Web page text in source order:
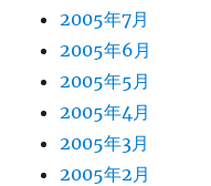
2005年7月
2005年6月
2005年5月
2005年4月
2005年3月
2005年2月